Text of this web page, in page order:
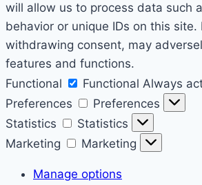
will allow us to process data such
behavior or unique IDs on this
withdrawing consent, may
features and functions.
Functional
Functional Always
Preferences
Preferences
Statistics
Statistics
Marketing
Marketing
Manage options